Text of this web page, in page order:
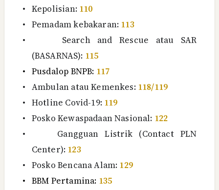
• Kepolisian: 110
• Pemadam kebakaran: 113
•
Search and Rescue atau SAR
(BASARNAS): 115
• Pusdalop BNPB: 117
• Ambulan atau Kemenkes: 118/119
• Hotline Covid-19: 119
• Posko Kewaspadaan Nasional: 122
•
Gangguan Listrik (Contact PLN
Center): 123
• Posko Bencana Alam: 129
• BBM Pertamina: 135